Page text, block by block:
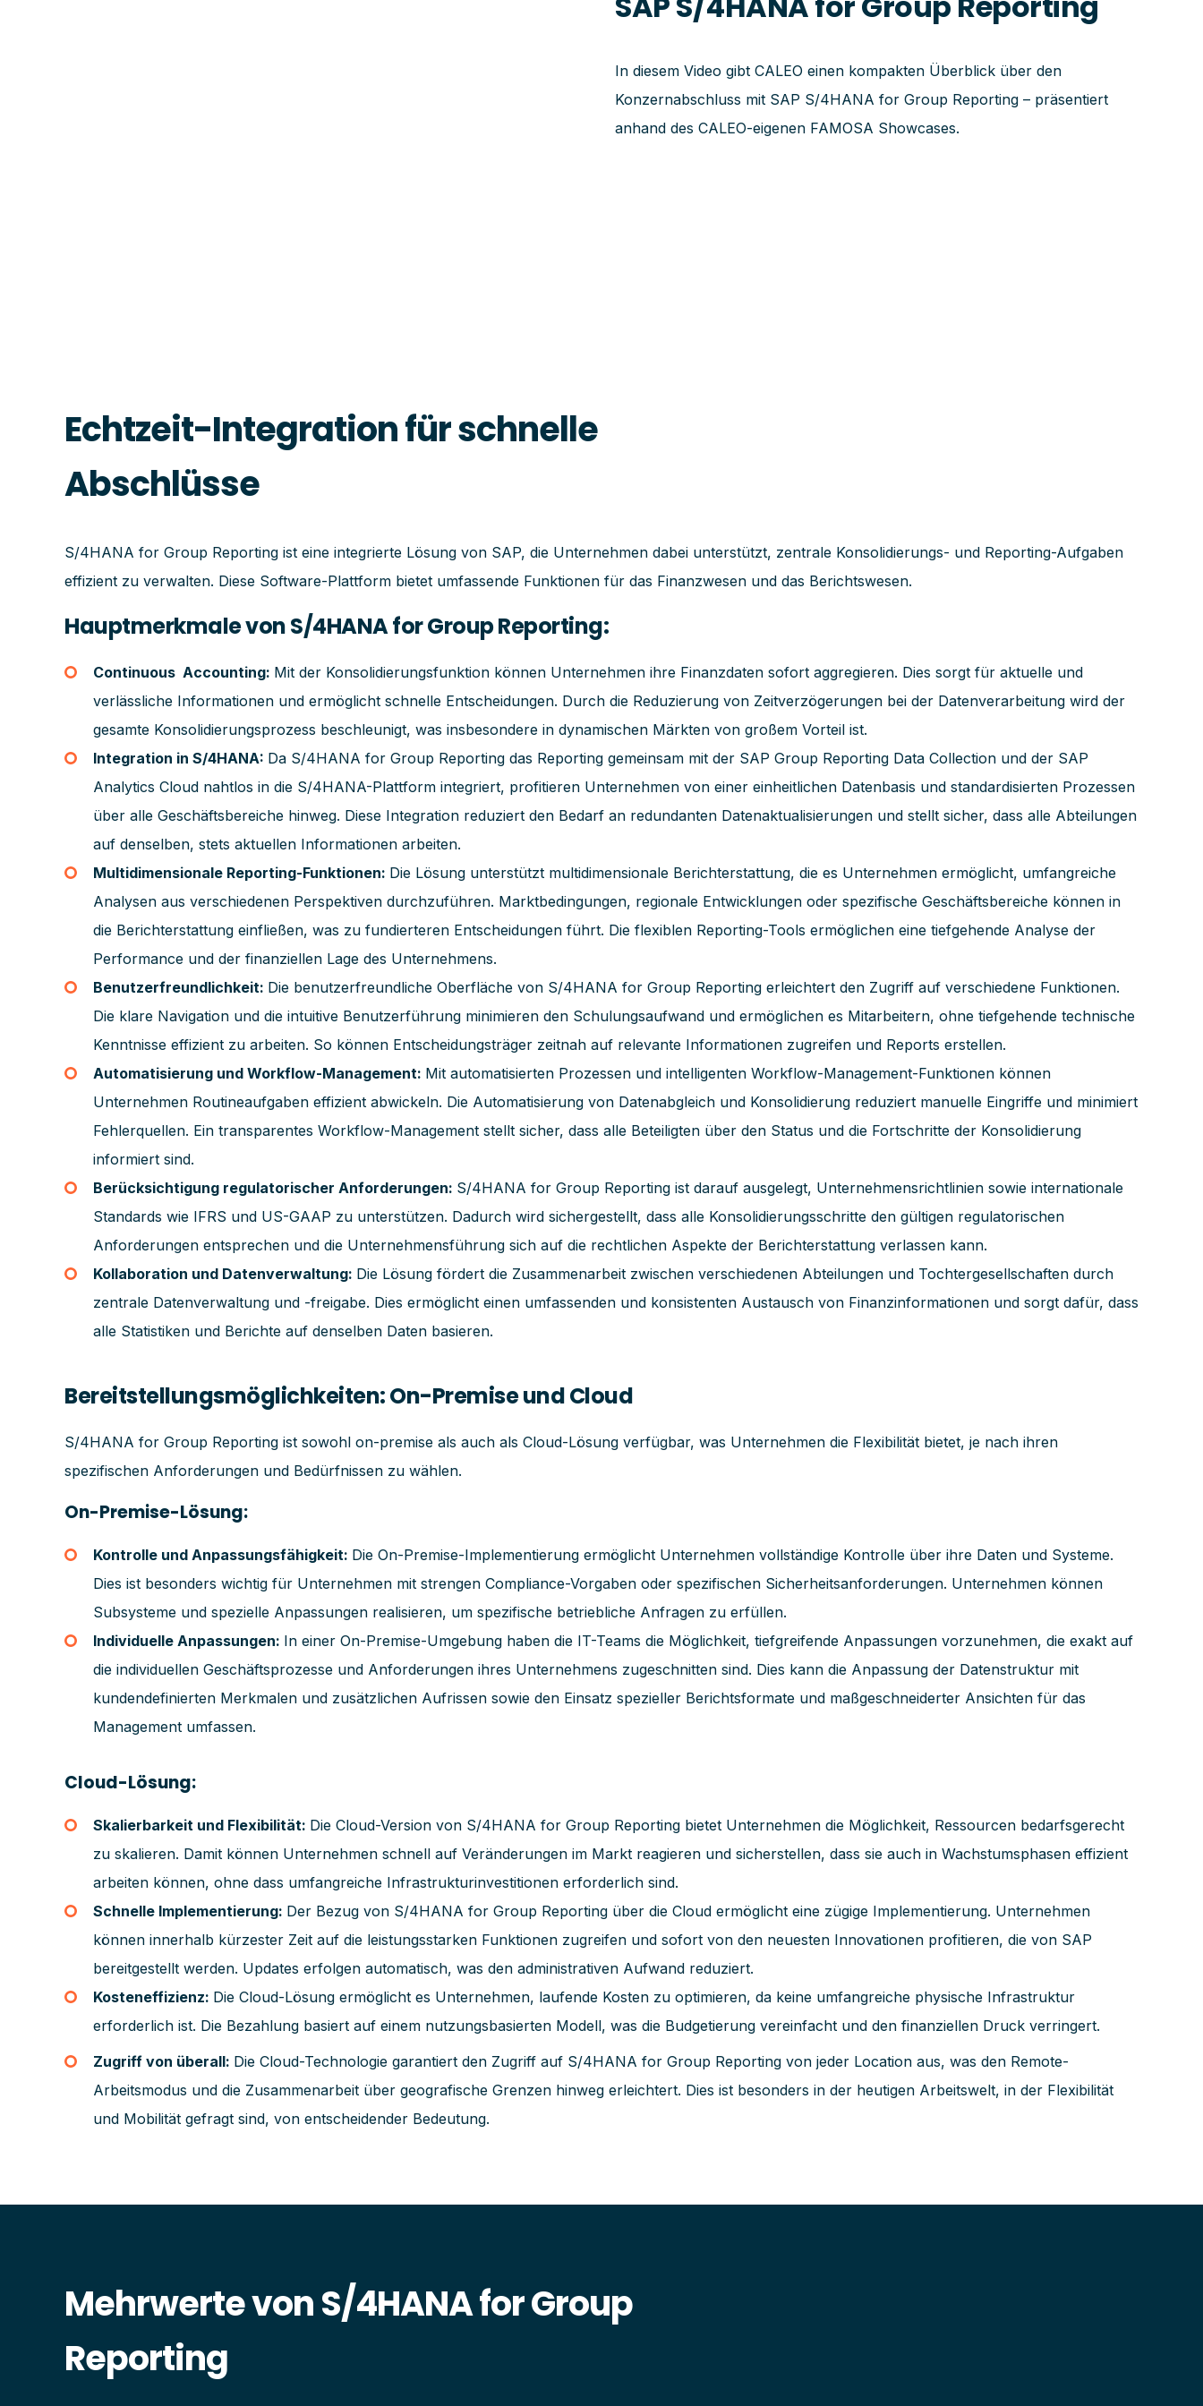
In diesem Video gibt CALEO einen kompakten Überblick über den
Konzernabschluss mit SAP S/4HANA for Group Reporting – präsentiert
anhand des CALEO-eigenen FAMOSA Showcases.
Echtzeit-Integration für schnelle
Abschlüsse
S/4HANA for Group Reporting ist eine integrierte Lösung von SAP, die Unternehmen dabei unterstützt, zentrale Konsolidierungs- und Reporting-Aufgaben
effizient zu verwalten. Diese Software-Plattform bietet umfassende Funktionen für das Finanzwesen und das Berichtswesen.
Hauptmerkmale von S/4HANA for Group Reporting:
Continuous Accounting: Mit der Konsolidierungsfunktion können Unternehmen ihre Finanzdaten sofort aggregieren. Dies sorgt für aktuelle und
verlässliche Informationen und ermöglicht schnelle Entscheidungen. Durch die Reduzierung von Zeitverzögerungen bei der Datenverarbeitung wird der
gesamte Konsolidierungsprozess beschleunigt, was insbesondere in dynamischen Märkten von großem Vorteil ist.
Integration in S/4HANA: Da S/4HANA for Group Reporting das Reporting gemeinsam mit der SAP Group Reporting Data Collection und der SAP
Analytics Cloud nahtlos in die S/4HANA-Plattform integriert, profitieren Unternehmen von einer einheitlichen Datenbasis und standardisierten Prozessen
über alle Geschäftsbereiche hinweg. Diese Integration reduziert den Bedarf an redundanten Datenaktualisierungen und stellt sicher, dass alle Abteilungen
auf denselben, stets aktuellen Informationen arbeiten.
Multidimensionale Reporting-Funktionen: Die Lösung unterstützt multidimensionale Berichterstattung, die es Unternehmen ermöglicht, umfangreiche
Analysen aus verschiedenen Perspektiven durchzuführen. Marktbedingungen, regionale Entwicklungen oder spezifische Geschäftsbereiche können in
die Berichterstattung einfließen, was zu fundierteren Entscheidungen führt. Die flexiblen Reporting-Tools ermöglichen eine tiefgehende Analyse der
Performance und der finanziellen Lage des Unternehmens.
Benutzerfreundlichkeit: Die benutzerfreundliche Oberfläche von S/4HANA for Group Reporting erleichtert den Zugriff auf verschiedene Funktionen.
Die klare Navigation und die intuitive Benutzerführung minimieren den Schulungsaufwand und ermöglichen es Mitarbeitern, ohne tiefgehende technische
Kenntnisse effizient zu arbeiten. So können Entscheidungsträger zeitnah auf relevante Informationen zugreifen und Reports erstellen.
Automatisierung und Workflow-Management: Mit automatisierten Prozessen und intelligenten Workflow-Management-Funktionen können
Unternehmen Routineaufgaben effizient abwickeln. Die Automatisierung von Datenabgleich und Konsolidierung reduziert manuelle Eingriffe und minimiert
Fehlerquellen. Ein transparentes Workflow-Management stellt sicher, dass alle Beteiligten über den Status und die Fortschritte der Konsolidierung
informiert sind.
Berücksichtigung regulatorischer Anforderungen: S/4HANA for Group Reporting ist darauf ausgelegt, Unternehmensrichtlinien sowie internationale
Standards wie IFRS und US-GAAP zu unterstützen. Dadurch wird sichergestellt, dass alle Konsolidierungsschritte den gültigen regulatorischen
Anforderungen entsprechen und die Unternehmensführung sich auf die rechtlichen Aspekte der Berichterstattung verlassen kann.
Kollaboration und Datenverwaltung: Die Lösung fördert die Zusammenarbeit zwischen verschiedenen Abteilungen und Tochtergesellschaften durch
zentrale Datenverwaltung und -freigabe. Dies ermöglicht einen umfassenden und konsistenten Austausch von Finanzinformationen und sorgt dafür, dass
alle Statistiken und Berichte auf denselben Daten basieren.
Bereitstellungsmöglichkeiten: On-Premise und Cloud
S/4HANA for Group Reporting ist sowohl on-premise als auch als Cloud-Lösung verfügbar, was Unternehmen die Flexibilität bietet, je nach ihren
spezifischen Anforderungen und Bedürfnissen zu wählen.
On-Premise-Lösung:
Kontrolle und Anpassungsfähigkeit: Die On-Premise-Implementierung ermöglicht Unternehmen vollständige Kontrolle über ihre Daten und Systeme.
Dies ist besonders wichtig für Unternehmen mit strengen Compliance-Vorgaben oder spezifischen Sicherheitsanforderungen. Unternehmen können
Subsysteme und spezielle Anpassungen realisieren, um spezifische betriebliche Anfragen zu erfüllen.
Individuelle Anpassungen: In einer On-Premise-Umgebung haben die IT-Teams die Möglichkeit, tiefgreifende Anpassungen vorzunehmen, die exakt auf
die individuellen Geschäftsprozesse und Anforderungen ihres Unternehmens zugeschnitten sind. Dies kann die Anpassung der Datenstruktur mit
kundendefinierten Merkmalen und zusätzlichen Aufrissen sowie den Einsatz spezieller Berichtsformate und maßgeschneiderter Ansichten für das
Management umfassen.
Cloud-Lösung:
Skalierbarkeit und Flexibilität: Die Cloud-Version von S/4HANA for Group Reporting bietet Unternehmen die Möglichkeit, Ressourcen bedarfsgerecht
zu skalieren. Damit können Unternehmen schnell auf Veränderungen im Markt reagieren und sicherstellen, dass sie auch in Wachstumsphasen effizient
arbeiten können, ohne dass umfangreiche Infrastrukturinvestitionen erforderlich sind.
Schnelle Implementierung: Der Bezug von S/4HANA for Group Reporting über die Cloud ermöglicht eine zügige Implementierung. Unternehmen
können innerhalb kürzester Zeit auf die leistungsstarken Funktionen zugreifen und sofort von den neuesten Innovationen profitieren, die von SAP
bereitgestellt werden. Updates erfolgen automatisch, was den administrativen Aufwand reduziert.
Kosteneffizienz: Die Cloud-Lösung ermöglicht es Unternehmen, laufende Kosten zu optimieren, da keine umfangreiche physische Infrastruktur
erforderlich ist. Die Bezahlung basiert auf einem nutzungsbasierten Modell, was die Budgetierung vereinfacht und den finanziellen Druck verringert.
Zugriff von überall: Die Cloud-Technologie garantiert den Zugriff auf S/4HANA for Group Reporting von jeder Location aus, was den Remote-
Arbeitsmodus und die Zusammenarbeit über geografische Grenzen hinweg erleichtert. Dies ist besonders in der heutigen Arbeitswelt, in der Flexibilität
und Mobilität gefragt sind, von entscheidender Bedeutung.
Mehrwerte von S/4HANA for Group
Reporting